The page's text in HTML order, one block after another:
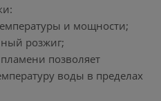
и мощности;
розжиг;
позволяет
воды в пределах